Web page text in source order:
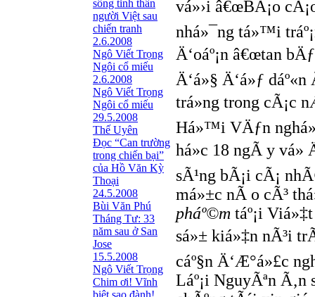
sống tinh thần
người Việt sau
chiến tranh
2.6.2008
Ngô Viết Trọng
Ngôi cổ miếu
2.6.2008
Ngô Viết Trọng
Ngôi cổ miếu
29.5.2008
Thế Uyên
Đọc “Can trường
trong chiến bại”
của Hồ Văn Kỳ
Thoại
24.5.2008
Bùi Văn Phú
Tháng Tư: 33
năm sau ở San
Jose
15.5.2008
Ngô Viết Trọng
Chim ơi! Vĩnh
biệt sao đành!
vá»›i â€œBÃ¡o
nhá»¯ng tá»™i
Ä‘oáº¡n â€œtan
Ä‘á»§ Ä‘á»ƒ
trá»ng trong cÃ¡c
Há»™i VÄƒn
há»c 18 ngÃ y
sÃ¹ng bÃ¡i cÃ¡
má»±c nÃ o cÃ³
pháº©m táº¡i
sá»± kiá»‡n nÃ³i
cáº§n Ä‘Æ°á»£c
Láº¡i NguyÃªn Ã‚n